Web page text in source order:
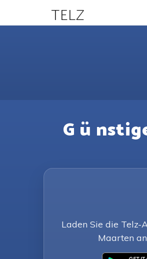
TELZ
G ü
Laden Sie die Telz-
Maarten